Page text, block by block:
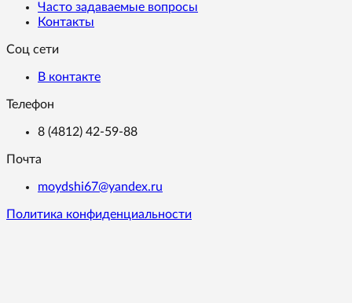
Часто задаваемые вопросы
Контакты
Соц сети
В контакте
Телефон
8 (4812) 42-59-88
Почта
moydshi67@yandex.ru
Политика конфиденциальности